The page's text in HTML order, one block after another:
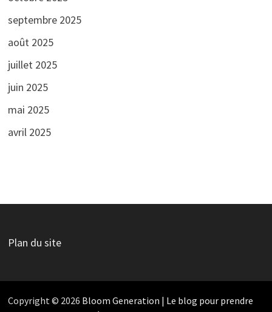
septembre 2025
août 2025
juillet 2025
juin 2025
mai 2025
avril 2025
Plan du site
Copyright © 2026 Bloom Generation | Le blog pour prendre